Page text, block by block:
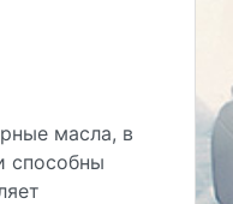
масла, в
способны